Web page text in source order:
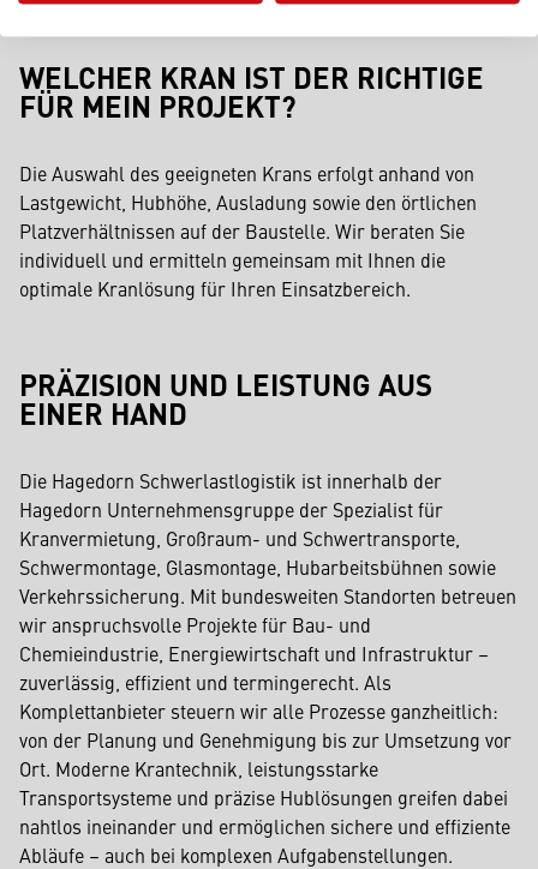
WELCHER KRAN IST DER RICHTIGE
FÜR MEIN PROJEKT?
Die Auswahl des geeigneten Krans erfolgt anhand von
Lastgewicht, Hubhöhe, Ausladung sowie den örtlichen
Platzverhältnissen auf der Baustelle. Wir beraten Sie
individuell und ermitteln gemeinsam mit Ihnen die
optimale Kranlösung für Ihren Einsatzbereich.
PRÄZISION UND LEISTUNG AUS
EINER HAND
Die Hagedorn Schwerlastlogistik ist innerhalb der
Hagedorn Unternehmensgruppe der Spezialist für
Kranvermietung, Großraum- und Schwertransporte,
Schwermontage, Glasmontage, Hubarbeitsbühnen sowie
Verkehrssicherung. Mit bundesweiten Standorten betreuen
wir anspruchsvolle Projekte für Bau- und
Chemieindustrie, Energiewirtschaft und Infrastruktur –
zuverlässig, effizient und termingerecht. Als
Komplettanbieter steuern wir alle Prozesse ganzheitlich:
von der Planung und Genehmigung bis zur Umsetzung vor
Ort. Moderne Krantechnik, leistungsstarke
Transportsysteme und präzise Hublösungen greifen dabei
nahtlos ineinander und ermöglichen sichere und effiziente
Abläufe – auch bei komplexen Aufgabenstellungen.